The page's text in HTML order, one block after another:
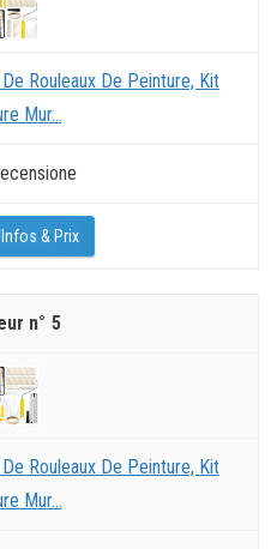
Rouleaux De Peinture, Kit
Mur...
& Prix
5
Rouleaux De Peinture, Kit
Mur...